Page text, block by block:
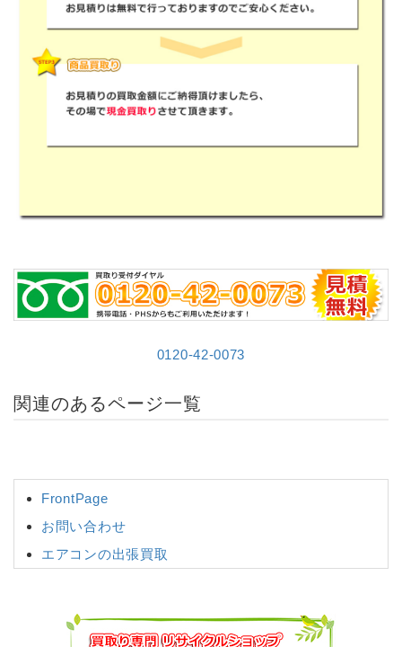
0120-42-0073
関連のあるページ一覧
FrontPage
お問い合わせ
エアコンの出張買取
フライヤーの出張買取